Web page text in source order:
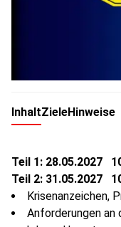
InhaltZieleHinweise
Teil 1: 28.05.2027
Teil 2: 31.05.2027
Krisenanzeichen,
Anforderungen an